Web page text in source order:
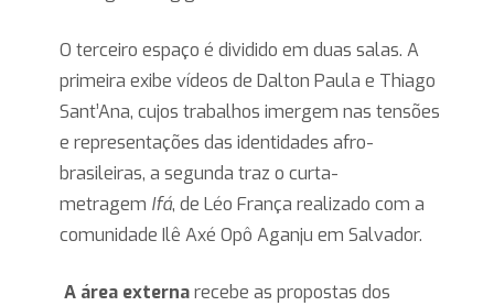
O terceiro espaço é dividido em duas salas. A
primeira exibe vídeos de Dalton Paula e Thiago
Sant’Ana, cujos trabalhos imergem nas tensões
e representações das identidades afro-
brasileiras, a segunda traz o curta-
metragem Ifá, de Léo França realizado com a
comunidade Ilê Axé Opô Aganju em Salvador.
A área externarecebe as propostas dos